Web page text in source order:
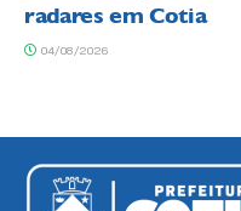
radares em Cotia
04/08/2026